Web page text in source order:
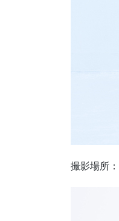
撮影場所：